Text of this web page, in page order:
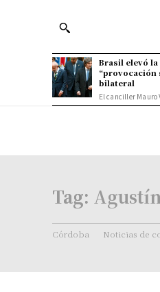
Brasil elevó
“provocación
bilateral
El canciller
Tag:
Córdoba Noticias de